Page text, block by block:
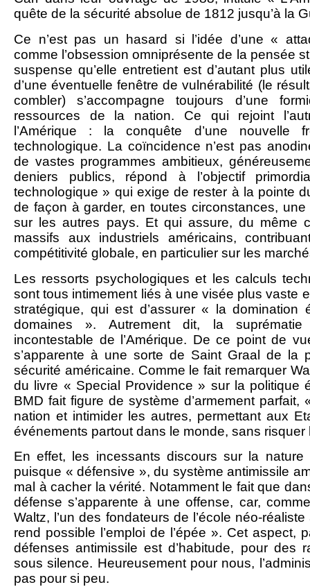
quête de la sécurité absolue de 1812 jusqu’à la
Ce n’est pas un hasard si l’idée d’une «
comme l’obsession omniprésente de la pensée
suspense qu’elle entretient est d’autant plus
d’une éventuelle fenêtre de vulnérabilité (le
combler) s’accompagne toujours d’une
ressources de la nation. Ce qui rejoint
l’Amérique : la conquête d’une nouvelle
technologique. La coïncidence n’est pas
de vastes programmes ambitieux,
deniers publics, répond à l’objectif
technologique » qui exige de rester à la pointe
de façon à garder, en toutes circonstances, une
sur les autres pays. Et qui assure, du même
massifs aux industriels américains,
compétitivité globale, en particulier sur les
Les ressorts psychologiques et les calculs
sont tous intimement liés à une visée plus vaste
stratégique, qui est d’assurer « la domination
domaines ». Autrement dit, la
incontestable de l’Amérique. De ce point de
s’apparente à une sorte de Saint Graal de la
sécurité américaine. Comme le fait remarquer
du livre « Special Providence » sur la politique
BMD fait figure de système d’armement
nation et intimider les autres, permettant aux
événements partout dans le monde, sans
En effet, les incessants discours sur la nature
puisque « défensive », du système antimissile
mal à cacher la vérité. Notamment le fait que
défense s’apparente à une offense, car,
Waltz, l’un des fondateurs de l’école néo-
rend possible l’emploi de l’épée ». Cet aspect,
défenses antimissile est d’habitude, pour des
sous silence. Heureusement pour nous,
pas pour si peu.